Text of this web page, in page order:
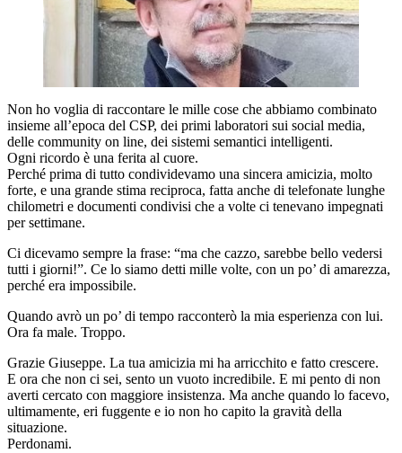
Non ho voglia di raccontare le mille cose che abbiamo combinato
insieme all’epoca del CSP, dei primi laboratori sui social media,
delle community on line, dei sistemi semantici intelligenti.
Ogni ricordo è una ferita al cuore.
Perché prima di tutto condividevamo una sincera amicizia, molto
forte, e una grande stima reciproca, fatta anche di telefonate lunghe
chilometri e documenti condivisi che a volte ci tenevano impegnati
per settimane.
Ci dicevamo sempre la frase: “ma che cazzo, sarebbe bello vedersi
tutti i giorni!”. Ce lo siamo detti mille volte, con un po’ di amarezza,
perché era impossibile.
Quando avrò un po’ di tempo racconterò la mia esperienza con lui.
Ora fa male. Troppo.
Grazie Giuseppe. La tua amicizia mi ha arricchito e fatto crescere.
E ora che non ci sei, sento un vuoto incredibile. E mi pento di non
averti cercato con maggiore insistenza. Ma anche quando lo facevo,
ultimamente, eri fuggente e io non ho capito la gravità della
situazione.
Perdonami.